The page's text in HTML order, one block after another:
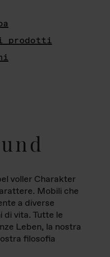
prodotti
voller Charakter
Mobili che
a diverse
di vita. Tutte le
Leben, la nostra
filosofia